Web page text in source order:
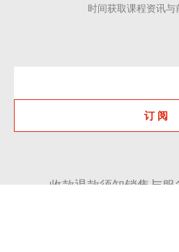
时间获取课程资讯与
订 阅
收款退款须知销售与服